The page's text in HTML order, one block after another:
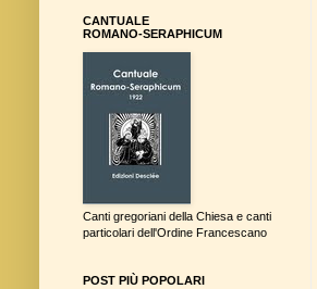
CANTUALE
ROMANO-SERAPHICUM
Canti gregoriani della Chiesa e canti
particolari dell'Ordine Francescano
POST PIÙ POPOLARI